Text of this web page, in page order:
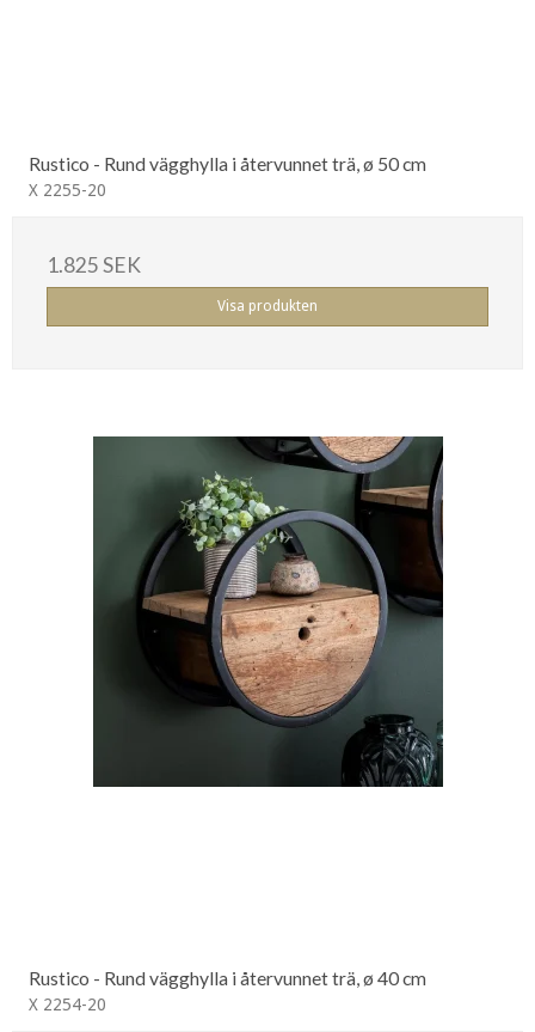
Rustico - Rund vägghylla i återvunnet trä, ø 50 cm
X 2255-20
1.825 SEK
Visa produkten
Rustico - Rund vägghylla i återvunnet trä, ø 40 cm
X 2254-20